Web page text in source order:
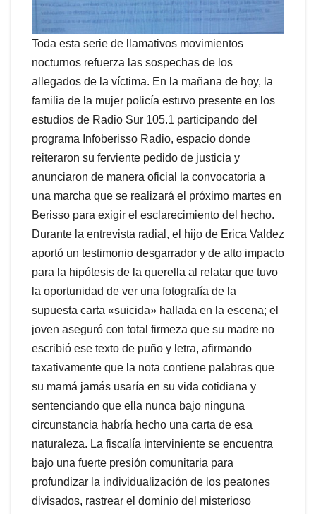
Toda esta serie de llamativos movimientos
nocturnos refuerza las sospechas de los
allegados de la víctima. En la mañana de hoy, la
familia de la mujer policía estuvo presente en los
estudios de Radio Sur 105.1 participando del
programa Infoberisso Radio, espacio donde
reiteraron su ferviente pedido de justicia y
anunciaron de manera oficial la convocatoria a
una marcha que se realizará el próximo martes en
Berisso para exigir el esclarecimiento del hecho.
Durante la entrevista radial, el hijo de Erica Valdez
aportó un testimonio desgarrador y de alto impacto
para la hipótesis de la querella al relatar que tuvo
la oportunidad de ver una fotografía de la
supuesta carta «suicida» hallada en la escena; el
joven aseguró con total firmeza que su madre no
escribió ese texto de puño y letra, afirmando
taxativamente que la nota contiene palabras que
su mamá jamás usaría en su vida cotidiana y
sentenciando que ella nunca bajo ninguna
circunstancia habría hecho una carta de esa
naturaleza. La fiscalía interviniente se encuentra
bajo una fuerte presión comunitaria para
profundizar la individualización de los peatones
divisados, rastrear el dominio del misterioso